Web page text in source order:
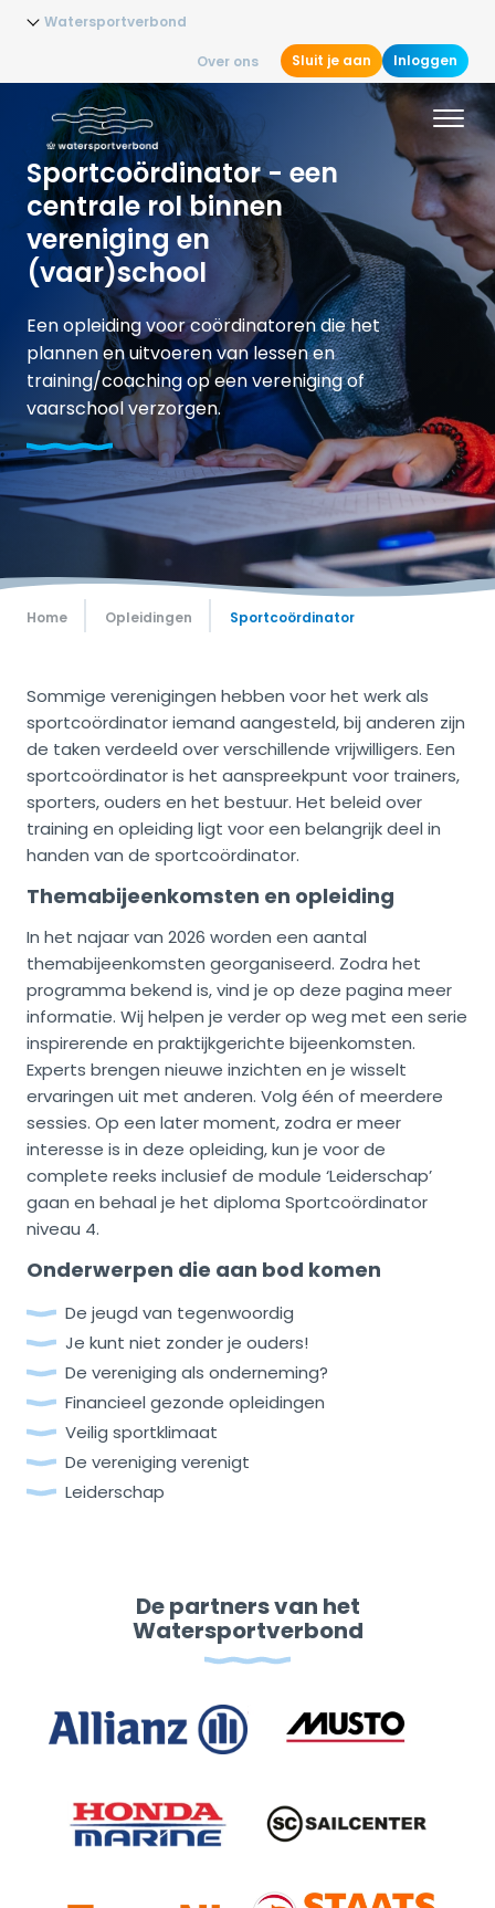
Watersportverbond
Over ons Sluit je aan Inloggen
Sportcoördinator - een
centrale rol binnen
vereniging en
(vaar)school
Een opleiding voor coördinatoren die het
plannen en uitvoeren van lessen en
training/coaching op een vereniging of
vaarschool verzorgen.
Home Opleidingen Sportcoördinator
Sommige verenigingen hebben voor het werk als
sportcoördinator iemand aangesteld, bij anderen zijn
de taken verdeeld over verschillende vrijwilligers. Een
sportcoördinator is het aanspreekpunt voor trainers,
sporters, ouders en het bestuur. Het beleid over
training en opleiding ligt voor een belangrijk deel in
handen van de sportcoördinator.
Themabijeenkomsten en opleiding
In het najaar van 2026 worden een aantal
themabijeenkomsten georganiseerd. Zodra het
programma bekend is, vind je op deze pagina meer
informatie. Wij helpen je verder op weg met een serie
inspirerende en praktijkgerichte bijeenkomsten.
Experts brengen nieuwe inzichten en je wisselt
ervaringen uit met anderen. Volg één of meerdere
sessies. Op een later moment, zodra er meer
interesse is in deze opleiding, kun je voor de
complete reeks inclusief de module ‘Leiderschap’
gaan en behaal je het diploma Sportcoördinator
niveau 4.
Onderwerpen die aan bod komen
De jeugd van tegenwoordig
Je kunt niet zonder je ouders!
De vereniging als onderneming?
Financieel gezonde opleidingen
Veilig sportklimaat
De vereniging verenigt
Leiderschap
De partners van het
Watersportverbond